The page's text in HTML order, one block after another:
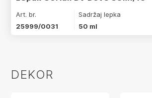
Art. br.
25999/0031
Sadržaj lepka
50 ml
DEKOR